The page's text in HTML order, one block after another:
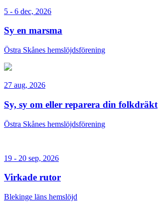
5 - 6 dec, 2026
Sy en marsma
Östra Skånes hemslöjdsförening
27 aug, 2026
Sy, sy om eller reparera din folkdräkt
Östra Skånes hemslöjdsförening
19 - 20 sep, 2026
Virkade rutor
Blekinge läns hemslöjd